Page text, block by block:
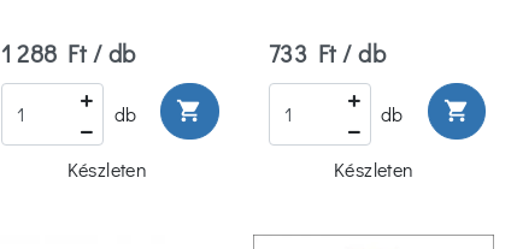
1 288 Ft / db
db shopping_cart
Készleten
733 Ft / db
db shopping_cart
Készleten